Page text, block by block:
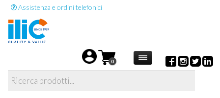
Assistenza e ordini telefonici
0